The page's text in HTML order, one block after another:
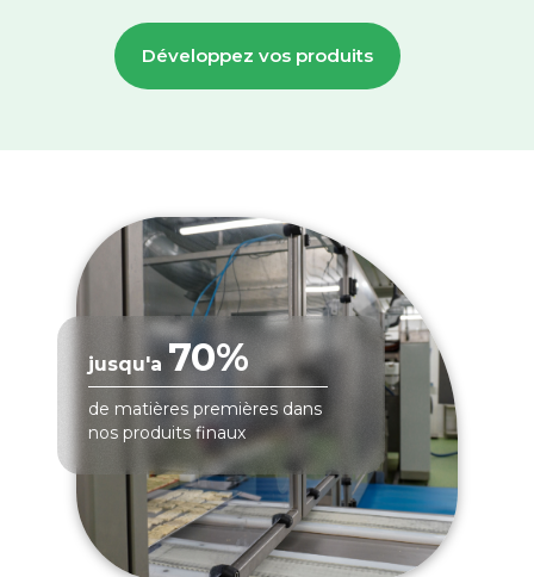
Développez vos produits
jusqu'a 70%
de matières premières dans
nos produits finaux